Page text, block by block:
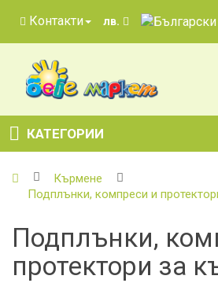
Контакти лв.
КАТЕГОРИИ
Кърмене
Подплънки, компреси и
Подплънки,
протектори за